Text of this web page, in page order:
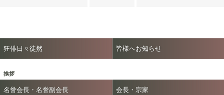
狂俳日々徒然 皆様へお知らせ
挨拶
名誉会長・名誉副会長 会長・宗家